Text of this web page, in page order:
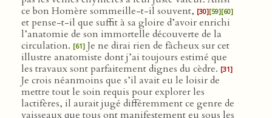
ce bon Homère sommeille-t-il souvent, [30][59][60]
et pense-t-il que suffit à sa gloire d’avoir enrichi
l’anatomie de son immortelle découverte de la
circulation. [61] Je ne dirai rien de fâcheux sur cet
illustre anatomiste dont j’ai toujours estimé que
les travaux sont parfaitement dignes du cèdre. [31]
Je crois néanmoins que s’il avait eu le loisir de
mettre tout le soin requis pour explorer les
lactifères, il aurait jugé différemment ce genre de
vaisseaux que tous ont manifestement eu sous les